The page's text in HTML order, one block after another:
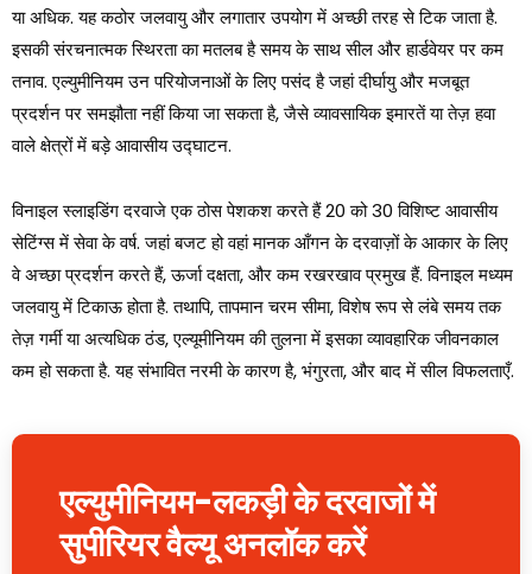
या अधिक. यह कठोर जलवायु और लगातार उपयोग में अच्छी तरह से टिक जाता है.
इसकी संरचनात्मक स्थिरता का मतलब है समय के साथ सील और हार्डवेयर पर कम
तनाव. एल्युमीनियम उन परियोजनाओं के लिए पसंद है जहां दीर्घायु और मजबूत
प्रदर्शन पर समझौता नहीं किया जा सकता है, जैसे व्यावसायिक इमारतें या तेज़ हवा
वाले क्षेत्रों में बड़े आवासीय उद्घाटन.
विनाइल स्लाइडिंग दरवाजे एक ठोस पेशकश करते हैं 20 को 30 विशिष्ट आवासीय
सेटिंग्स में सेवा के वर्ष. जहां बजट हो वहां मानक आँगन के दरवाज़ों के आकार के लिए
वे अच्छा प्रदर्शन करते हैं, ऊर्जा दक्षता, और कम रखरखाव प्रमुख हैं. विनाइल मध्यम
जलवायु में टिकाऊ होता है. तथापि, तापमान चरम सीमा, विशेष रूप से लंबे समय तक
तेज़ गर्मी या अत्यधिक ठंड, एल्यूमीनियम की तुलना में इसका व्यावहारिक जीवनकाल
कम हो सकता है. यह संभावित नरमी के कारण है, भंगुरता, और बाद में सील विफलताएँ.
एल्युमीनियम-लकड़ी के दरवाजों में
सुपीरियर वैल्यू अनलॉक करें